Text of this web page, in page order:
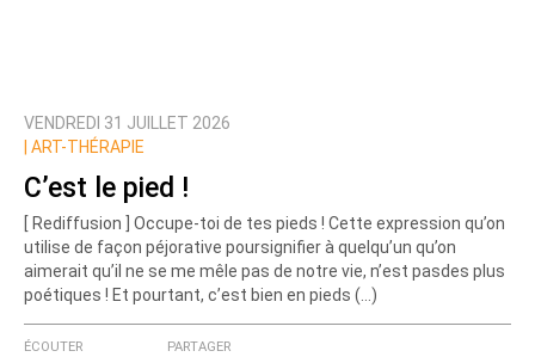
VENDREDI 31 JUILLET 2026
ART-THÉRAPIE
C’est le pied !
[ Rediffusion ] Occupe-toi de tes pieds ! Cette expression qu’on
utilise de façon péjorative poursignifier à quelqu’un qu’on
aimerait qu’il ne se me mêle pas de notre vie, n’est pasdes plus
poétiques ! Et pourtant, c’est bien en pieds (…)
ÉCOUTER PARTAGER